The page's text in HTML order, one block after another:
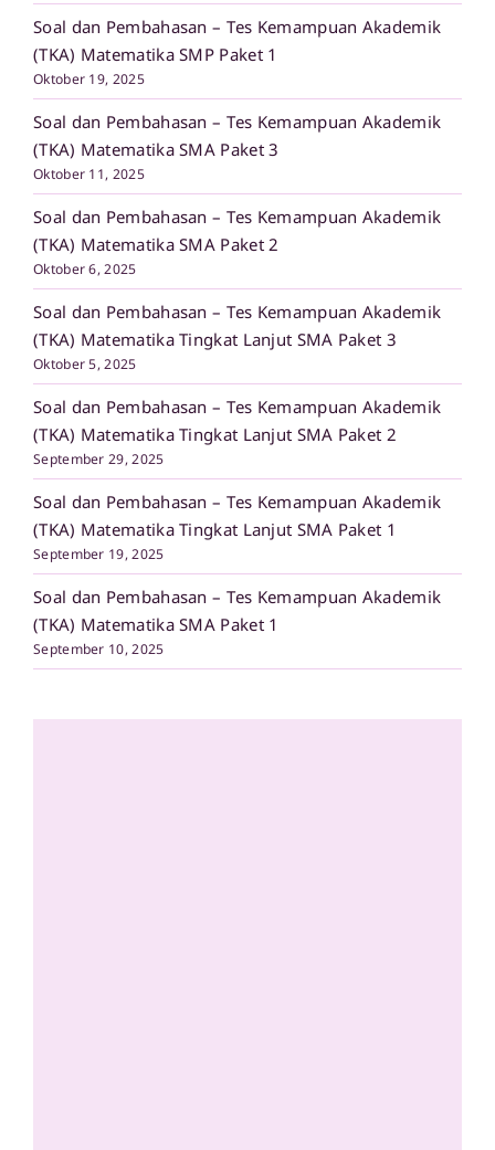
Soal dan Pembahasan – Tes Kemampuan Akademik
(TKA) Matematika SMP Paket 1
Oktober 19, 2025
Soal dan Pembahasan – Tes Kemampuan Akademik
(TKA) Matematika SMA Paket 3
Oktober 11, 2025
Soal dan Pembahasan – Tes Kemampuan Akademik
(TKA) Matematika SMA Paket 2
Oktober 6, 2025
Soal dan Pembahasan – Tes Kemampuan Akademik
(TKA) Matematika Tingkat Lanjut SMA Paket 3
Oktober 5, 2025
Soal dan Pembahasan – Tes Kemampuan Akademik
(TKA) Matematika Tingkat Lanjut SMA Paket 2
September 29, 2025
Soal dan Pembahasan – Tes Kemampuan Akademik
(TKA) Matematika Tingkat Lanjut SMA Paket 1
September 19, 2025
Soal dan Pembahasan – Tes Kemampuan Akademik
(TKA) Matematika SMA Paket 1
September 10, 2025